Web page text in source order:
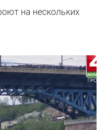
на нескольких